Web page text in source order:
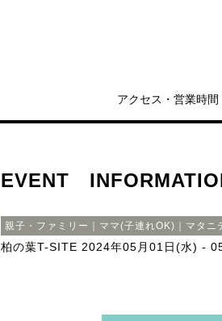
アクセス・営業時間
EVENT
親子・ファミリー｜ママ(子連れOK)｜マタ
柏の葉T-SITE 2024年05月01日(水) -